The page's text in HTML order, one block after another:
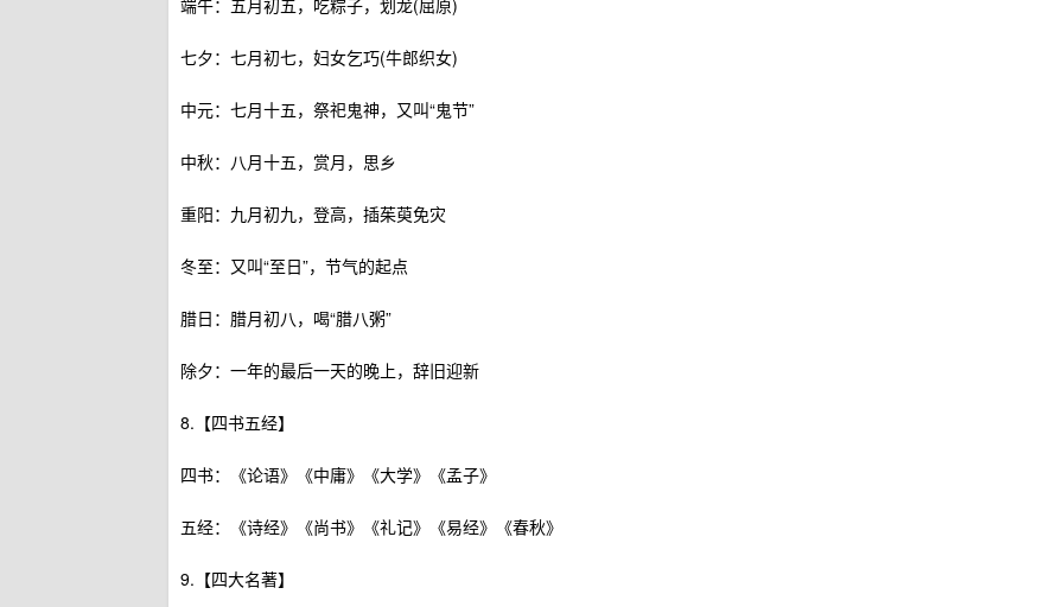
端午：五月初五，吃粽子，划龙(屈原)
七夕：七月初七，妇女乞巧(牛郎织女)
中元：七月十五，祭祀鬼神，又叫“鬼节”
中秋：八月十五，赏月，思乡
重阳：九月初九，登高，插茱萸免灾
冬至：又叫“至日”，节气的起点
腊日：腊月初八，喝“腊八粥”
除夕：一年的最后一天的晚上，辞旧迎新
8.【四书五经】
四书：《论语》《中庸》《大学》《孟子》
五经：《诗经》《尚书》《礼记》《易经》《春秋》
9.【四大名著】